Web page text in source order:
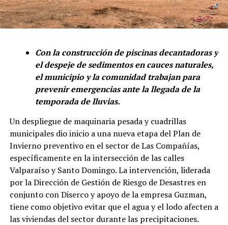
Con la construcción de piscinas decantadoras y
el despeje de sedimentos en cauces naturales,
el municipio y la comunidad trabajan para
prevenir emergencias ante la llegada de la
temporada de lluvias.
Un despliegue de maquinaria pesada y cuadrillas
municipales dio inicio a una nueva etapa del Plan de
Invierno preventivo en el sector de Las Compañías,
específicamente en la intersección de las calles
Valparaíso y Santo Domingo. La intervención, liderada
por la Dirección de Gestión de Riesgo de Desastres en
conjunto con Diserco y apoyo de la empresa Guzman,
tiene como objetivo evitar que el agua y el lodo afecten a
las viviendas del sector durante las precipitaciones.